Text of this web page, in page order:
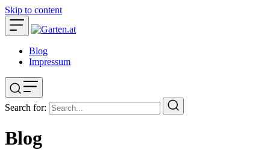
Skip to content
Blog
Impressum
Search for:
Blog